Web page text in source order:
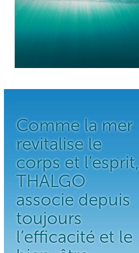
Comme la mer
revitalise le
corps et l’esprit,
THALGO
associe depuis
toujours
l’efficacité et le